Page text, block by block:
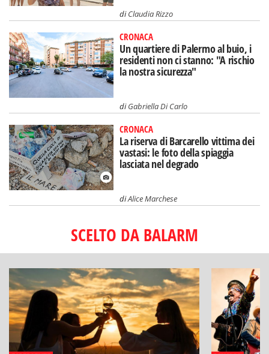
diClaudia Rizzo
CRONACA
Un quartiere di Palermo al buio, i
residenti non ci stanno: "A rischio
la nostra sicurezza"
diGabriella Di Carlo
CRONACA
La riserva di Barcarello vittima dei
vastasi: le foto della spiaggia
lasciata nel degrado
diAlice Marchese
SCELTO DA BALARM